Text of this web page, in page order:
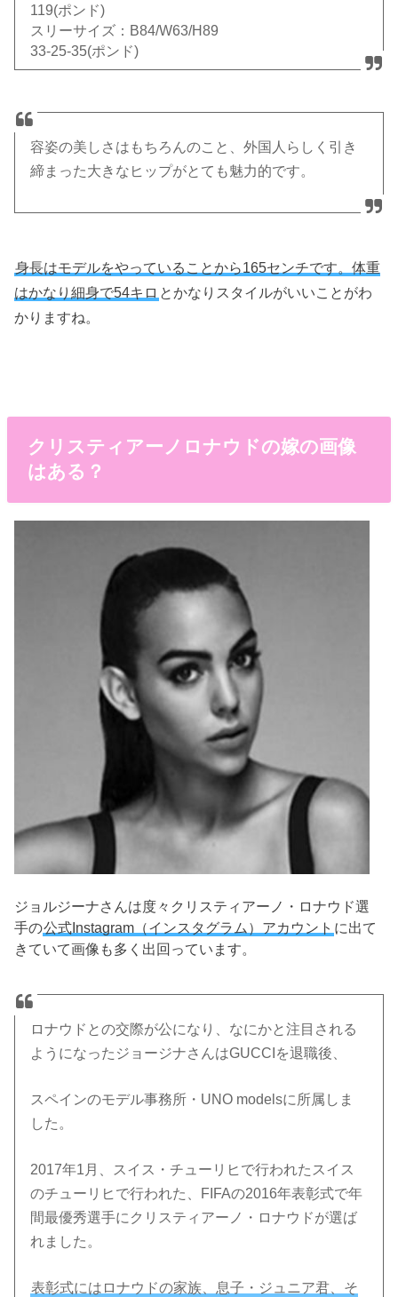
119(ポンド)
スリーサイズ：B84/W63/H89
33-25-35(ポンド)
容姿の美しさはもちろんのこと、外国人らしく引き
締まった大きなヒップがとても魅力的です。
身長はモデルをやっていることから165センチです。体重
はかなり細身で54キロ とかなりスタイルがいいことがわ
かりますね。
クリスティアーノロナウドの嫁の画像
はある？
ジョルジーナさんは度々クリスティアーノ・ロナウド選
手の公式Instagram（インスタグラム）アカウント に出て
きていて画像も多く出回っています。
ロナウドとの交際が公になり、なにかと注目される
ようになったジョージナさんはGUCCIを退職後、
スペインのモデル事務所・UNO modelsに所属しま
した。
2017年1月、スイス・チューリヒで行われたスイス
のチューリヒで行われた、FIFAの2016年表彰式で年
間最優秀選手にクリスティアーノ・ロナウドが選ば
れました。
表彰式にはロナウドの家族、息子・ジュニア君、そ